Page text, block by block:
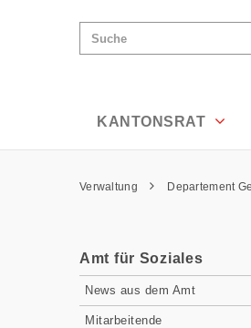
KANTONSRAT
Inhalt
Pfadnavigation
Verwaltung Departement
Amt für Soziales
Subnavigation
News aus dem Amt
Mitarbeitende